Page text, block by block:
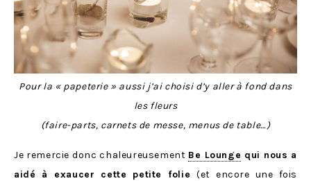
Pour la « papeterie » aussi j’ai choisi d’y aller à fond dans
les fleurs
(faire-parts, carnets de messe, menus de table…)
Je remercie donc chaleureusement Be Lounge qui nous a
aidé à exaucer cette petite folie(et encore une fois